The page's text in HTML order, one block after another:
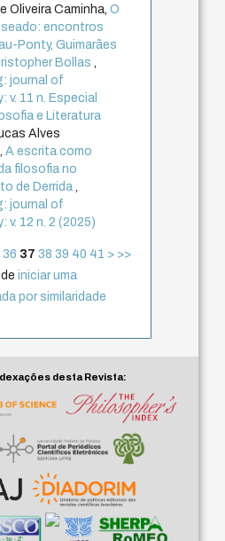
Oliveira Caminha,O
encontros
Ponty, Guimarães
Bollas,
journal of
v. 11 n. Especial
e Literatura
Alves
A escrita como
filosofia no
de Derrida,
journal of
v. 12 n. 2 (2025)
36 37 38 39 40 41 > >>
iniciar uma
por similaridade
desta Revista: